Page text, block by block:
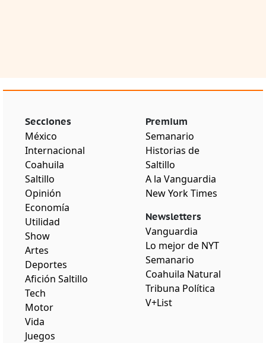
Secciones
México
Internacional
Coahuila
Saltillo
Opinión
Economía
Utilidad
Show
Artes
Deportes
Afición Saltillo
Tech
Motor
Vida
Juegos
Premium
Semanario
Historias de
Saltillo
A la Vanguardia
New York Times
Newsletters
Vanguardia
Lo mejor de NYT
Semanario
Coahuila Natural
Tribuna Política
V+List